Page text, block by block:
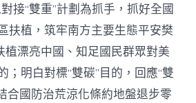
接“雙重”計劃為抓手，抓好全國
扶植，筑牢南方主要生態平安樊
植漂亮中國、知足國民群眾對美
；明白對標“雙碳”目的，回應“雙
合國防治荒涼化條約地盤退步零